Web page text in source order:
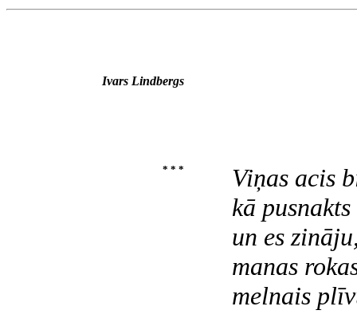
Ivars Lindbergs
* * *
Viņas acis
kā
un es
manas
melnais